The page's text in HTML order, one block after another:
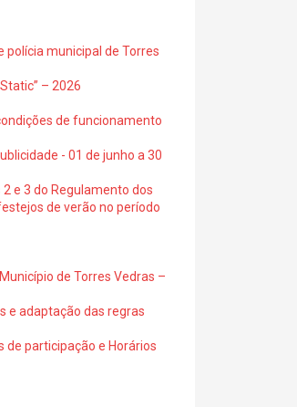
polícia municipal de Torres
– 2026
de funcionamento
- 01 de junho a 30
e 3 do Regulamento dos
de verão no período
de Torres Vedras –
e adaptação das regras
de participação e Horários